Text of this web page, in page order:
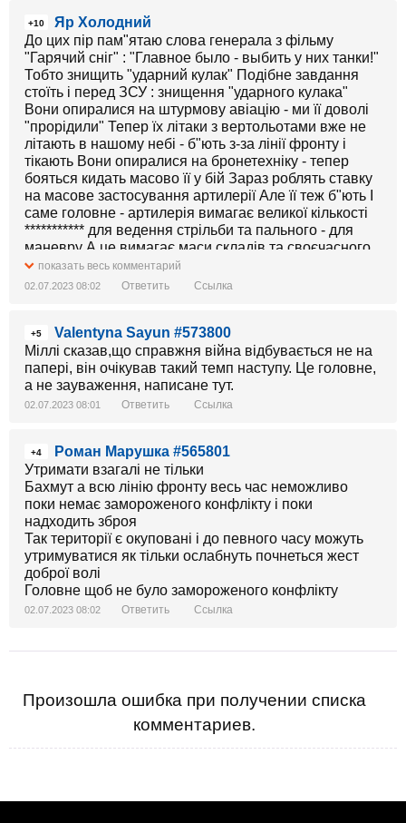
+10
Яр Холодний
До цих пір пам"ятаю слова генерала з фільму
"Гарячий сніг" : "Главное было - выбить у них танки!"
Тобто знищить "ударний кулак" Подібне завдання
стоїть і перед ЗСУ : знищення "ударного кулака"
Вони опиралися на штурмову авіацію - ми її доволі
"прорідили" Тепер їх літаки з вертольотами вже не
літають в нашому небі - б"ють з-за лінії фронту і
тікають Вони опиралися на бронетехніку - тепер
бояться кидать масово її у бій Зараз роблять ставку
на масове застосування артилерії Але її теж б"ють І
саме головне - артилерія вимагає великої кількості
*********** для ведення стрільби та пального - для
маневру А це вимагає маси складів та своєчасного
підвозу того й другого! Тому б"ють по складах та
колонах транспорту з пальним та ************ А без
"на автоматі" в "стадо" збиваються
показать весь комментарий
02.07.2023 08:02 Ответить Ссылка
+5
Valentyna Sayun #573800
Міллі сказав,що справжня війна відбувається не на
папері, він очікував такий темп наступу. Це головне,
а не зауваження, написане тут.
02.07.2023 08:01 Ответить Ссылка
+4
Роман Марушка #565801
Утримати взагалі не тільки
Бахмут а всю лінію фронту весь час неможливо
поки немає замороженого конфлікту і поки
надходить зброя
Так території є окуповані і до певного часу можуть
утримуватися як тільки ослабнуть почнеться жест
доброї волі
Головне щоб не було замороженого конфлікту
02.07.2023 08:02 Ответить Ссылка
Произошла ошибка при получении списка
комментариев.